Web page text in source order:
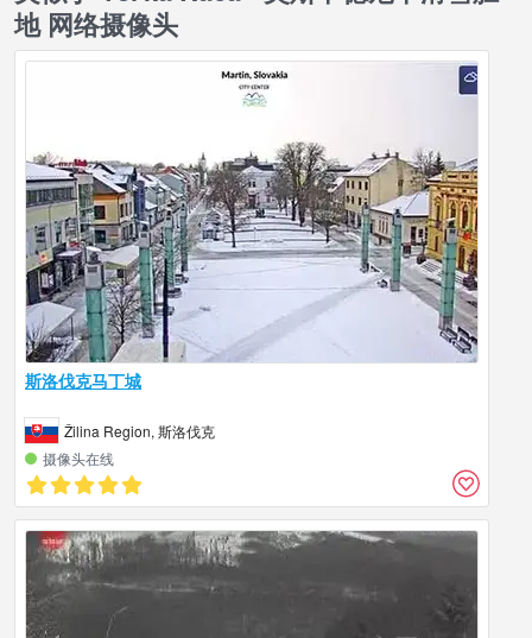
地 网络摄像头
斯洛伐克马丁城
Žilina Region, 斯洛伐克
摄像头在线